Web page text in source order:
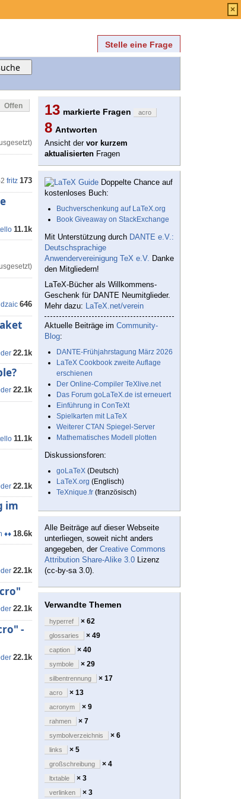
Stelle eine Frage
Offen
fritz 173
11.1k
dzaic 646
22.1k
22.1k
11.1k
22.1k
im
♦♦ 18.6k
22.1k
22.1k
-
22.1k
13 markierte Fragen acro
8 Antworten
Ansicht der vor kurzem
aktualisierten Fragen
Doppelte Chance auf
kostenloses Buch:
Buchverschenkung auf LaTeX.org
Book Giveaway on StackExchange
Mit Unterstützung durch DANTE e.V.:
Deutschsprachige
Anwendervereinigung TeX e.V. Danke
den Mitgliedern!
LaTeX-Bücher als Willkommens-
Geschenk für DANTE Neumitglieder.
Mehr dazu: LaTeX.net/verein
Aktuelle Beiträge im Community-
Blog:
DANTE-Frühjahrstagung März 2026
LaTeX Cookbook zweite Auflage
erschienen
Der Online-Compiler TeXlive.net
Das Forum goLaTeX.de ist erneuert
Einführung in ConTeXt
Spielkarten mit LaTeX
Weiterer CTAN Spiegel-Server
Mathematisches Modell plotten
Diskussionsforen:
goLaTeX (Deutsch)
LaTeX.org (Englisch)
TeXnique.fr (französisch)
Alle Beiträge auf dieser Webseite
unterliegen, soweit nicht anders
angegeben, der Creative Commons
Attribution Share-Alike 3.0 Lizenz
(cc-by-sa 3.0).
Verwandte Themen
hyperref × 62
glossaries × 49
caption × 40
symbole × 29
silbentrennung × 17
acro × 13
acronym × 9
rahmen × 7
symbolverzeichnis × 6
links × 5
großschreibung × 4
ltxtable × 3
verlinken × 3
×